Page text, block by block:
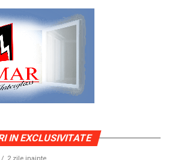
IN EXCLUSIVITATE